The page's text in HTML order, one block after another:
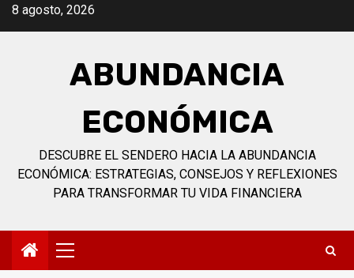
Skip8 agosto, 2026
ABUNDANCIA
ECONÓMICA
DESCUBRE EL SENDERO HACIA LA ABUNDANCIA
ECONÓMICA: ESTRATEGIAS, CONSEJOS Y REFLEXIONES
PARA TRANSFORMAR TU VIDA FINANCIERA
Primary
Menu